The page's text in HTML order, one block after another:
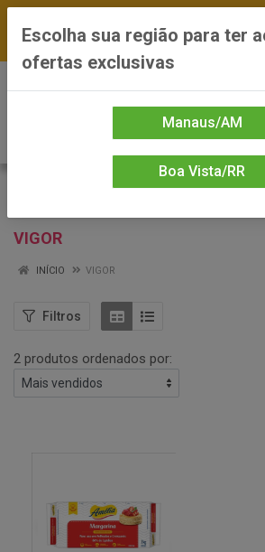
*Preços exclusivos do site —
VIGOR
INÍCIO VIGOR
Filtros
2 produtos ordenados por:
Escolha sua região para ter
ofertas exclusivas
Manaus/AM
Boa Vista/RR